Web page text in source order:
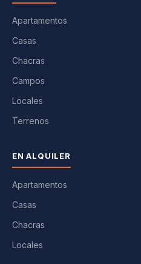
Apartamentos
Casas
Chacras
Campos
Locales
Terrenos
EN ALQUILER
Apartamentos
Casas
Chacras
Locales